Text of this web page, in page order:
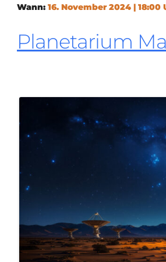
Wann: 16. November 2024 | 18:00
Planetarium